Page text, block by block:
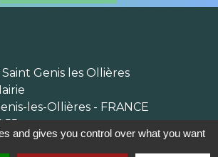
Genis les Ollières
les-Ollières - FRANCE
55
and gives you control over what you want